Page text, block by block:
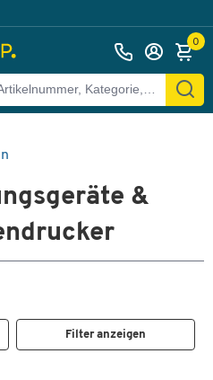
0
&
Filter anzeigen